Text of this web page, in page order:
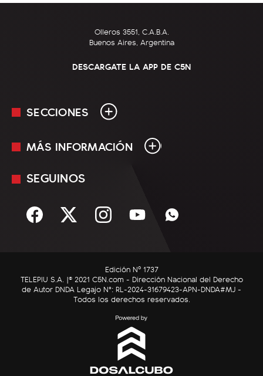
Olleros 3551, C.A.B.A.
Buenos Aires, Argentina
DESCARGATE LA APP DE C5N
SECCIONES
En Vivo
Sociedad
C5N Autos
RatingCero
MÁS INFORMACIÓN
Mediakit
Términos y condiciones
SEGUINOS
Edición Nº 1737
TELEPIU S.A. |© 2021 C5N.com - Dirección Nacional del Derecho
de Autor DNDA Legajo N°: RL-2024-31679423-APN-DNDA#MJ -
Todos los derechos reservados.